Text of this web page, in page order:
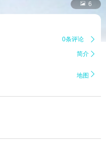
 6
0条评论 
简介 
地图 